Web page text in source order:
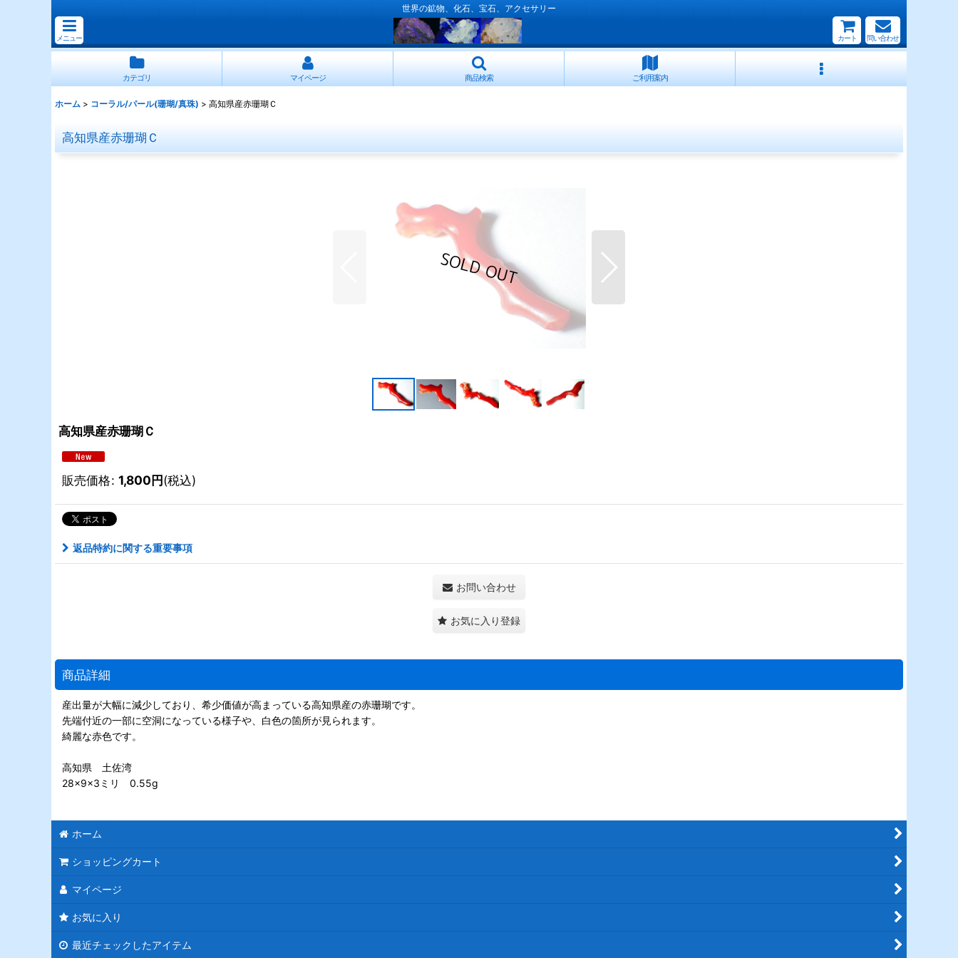
世界の鉱物、化石、宝石、アクセサリー
メニュー カート 問い合わせ
カテゴリ マイページ 商品検索 ご利用案内
ホーム > コーラル/パール(珊瑚/真珠) > 高知県産赤珊瑚Ｃ
高知県産赤珊瑚Ｃ
高知県産赤珊瑚Ｃ
販売価格: 1,800円(税込)
返品特約に関する重要事項
お問い合わせ
お気に入り登録
商品詳細
産出量が大幅に減少しており、希少価値が高まっている高知県産の赤珊瑚です。
先端付近の一部に空洞になっている様子や、白色の箇所が見られます。
綺麗な赤色です。
高知県 土佐湾
28×9×3ミリ 0.55g
ホーム
ショッピングカート
マイページ
お気に入り
最近チェックしたアイテム